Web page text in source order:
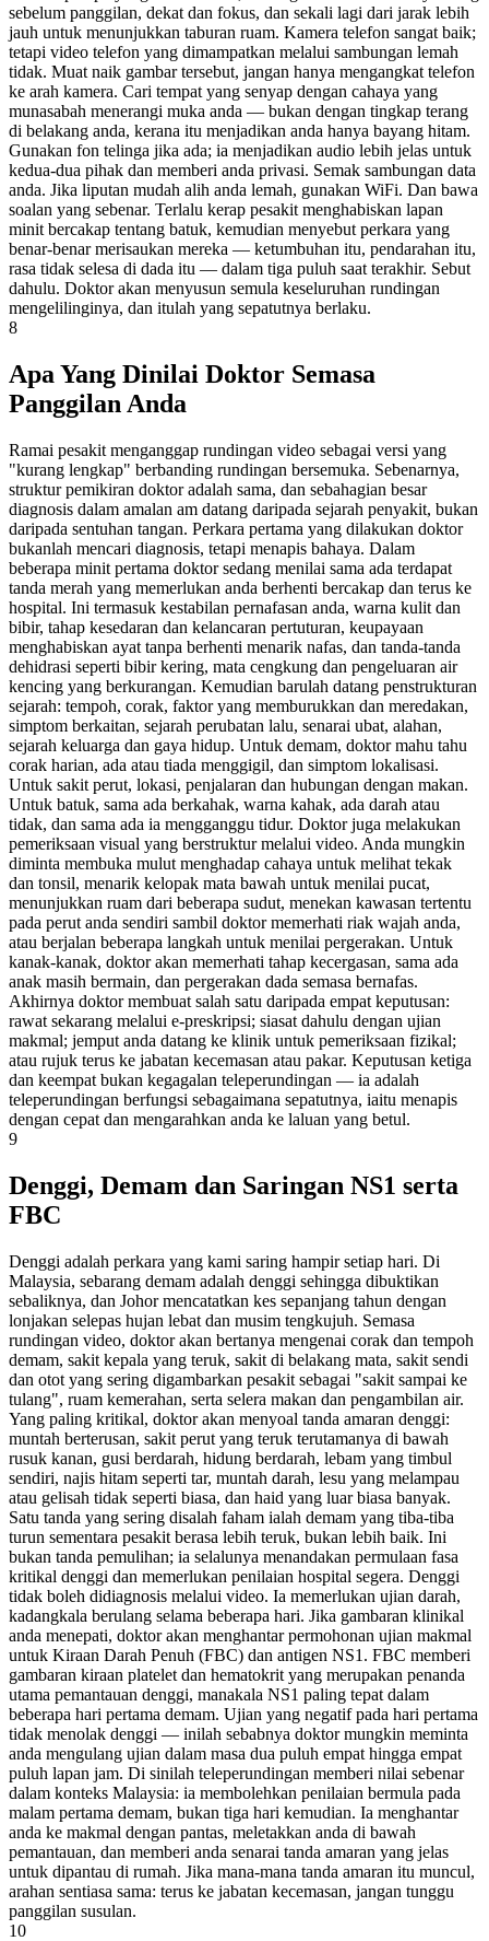
sebelum panggilan, dekat dan fokus, dan sekali lagi dari jarak lebih
jauh untuk menunjukkan taburan ruam. Kamera telefon sangat baik;
tetapi video telefon yang dimampatkan melalui sambungan lemah
tidak. Muat naik gambar tersebut, jangan hanya mengangkat telefon
ke arah kamera. Cari tempat yang senyap dengan cahaya yang
munasabah menerangi muka anda — bukan dengan tingkap terang
di belakang anda, kerana itu menjadikan anda hanya bayang hitam.
Gunakan fon telinga jika ada; ia menjadikan audio lebih jelas untuk
kedua-dua pihak dan memberi anda privasi. Semak sambungan data
anda. Jika liputan mudah alih anda lemah, gunakan WiFi. Dan bawa
soalan yang sebenar. Terlalu kerap pesakit menghabiskan lapan
minit bercakap tentang batuk, kemudian menyebut perkara yang
benar-benar merisaukan mereka — ketumbuhan itu, pendarahan itu,
rasa tidak selesa di dada itu — dalam tiga puluh saat terakhir. Sebut
dahulu. Doktor akan menyusun semula keseluruhan rundingan
mengelilinginya, dan itulah yang sepatutnya berlaku.
8
Apa Yang Dinilai Doktor Semasa
Panggilan Anda
Ramai pesakit menganggap rundingan video sebagai versi yang
"kurang lengkap" berbanding rundingan bersemuka. Sebenarnya,
struktur pemikiran doktor adalah sama, dan sebahagian besar
diagnosis dalam amalan am datang daripada sejarah penyakit, bukan
daripada sentuhan tangan. Perkara pertama yang dilakukan doktor
bukanlah mencari diagnosis, tetapi menapis bahaya. Dalam
beberapa minit pertama doktor sedang menilai sama ada terdapat
tanda merah yang memerlukan anda berhenti bercakap dan terus ke
hospital. Ini termasuk kestabilan pernafasan anda, warna kulit dan
bibir, tahap kesedaran dan kelancaran pertuturan, keupayaan
menghabiskan ayat tanpa berhenti menarik nafas, dan tanda-tanda
dehidrasi seperti bibir kering, mata cengkung dan pengeluaran air
kencing yang berkurangan. Kemudian barulah datang penstrukturan
sejarah: tempoh, corak, faktor yang memburukkan dan meredakan,
simptom berkaitan, sejarah perubatan lalu, senarai ubat, alahan,
sejarah keluarga dan gaya hidup. Untuk demam, doktor mahu tahu
corak harian, ada atau tiada menggigil, dan simptom lokalisasi.
Untuk sakit perut, lokasi, penjalaran dan hubungan dengan makan.
Untuk batuk, sama ada berkahak, warna kahak, ada darah atau
tidak, dan sama ada ia mengganggu tidur. Doktor juga melakukan
pemeriksaan visual yang berstruktur melalui video. Anda mungkin
diminta membuka mulut menghadap cahaya untuk melihat tekak
dan tonsil, menarik kelopak mata bawah untuk menilai pucat,
menunjukkan ruam dari beberapa sudut, menekan kawasan tertentu
pada perut anda sendiri sambil doktor memerhati riak wajah anda,
atau berjalan beberapa langkah untuk menilai pergerakan. Untuk
kanak-kanak, doktor akan memerhati tahap kecergasan, sama ada
anak masih bermain, dan pergerakan dada semasa bernafas.
Akhirnya doktor membuat salah satu daripada empat keputusan:
rawat sekarang melalui e-preskripsi; siasat dahulu dengan ujian
makmal; jemput anda datang ke klinik untuk pemeriksaan fizikal;
atau rujuk terus ke jabatan kecemasan atau pakar. Keputusan ketiga
dan keempat bukan kegagalan teleperundingan — ia adalah
teleperundingan berfungsi sebagaimana sepatutnya, iaitu menapis
dengan cepat dan mengarahkan anda ke laluan yang betul.
9
Denggi, Demam dan Saringan NS1 serta
FBC
Denggi adalah perkara yang kami saring hampir setiap hari. Di
Malaysia, sebarang demam adalah denggi sehingga dibuktikan
sebaliknya, dan Johor mencatatkan kes sepanjang tahun dengan
lonjakan selepas hujan lebat dan musim tengkujuh. Semasa
rundingan video, doktor akan bertanya mengenai corak dan tempoh
demam, sakit kepala yang teruk, sakit di belakang mata, sakit sendi
dan otot yang sering digambarkan pesakit sebagai "sakit sampai ke
tulang", ruam kemerahan, serta selera makan dan pengambilan air.
Yang paling kritikal, doktor akan menyoal tanda amaran denggi:
muntah berterusan, sakit perut yang teruk terutamanya di bawah
rusuk kanan, gusi berdarah, hidung berdarah, lebam yang timbul
sendiri, najis hitam seperti tar, muntah darah, lesu yang melampau
atau gelisah tidak seperti biasa, dan haid yang luar biasa banyak.
Satu tanda yang sering disalah faham ialah demam yang tiba-tiba
turun sementara pesakit berasa lebih teruk, bukan lebih baik. Ini
bukan tanda pemulihan; ia selalunya menandakan permulaan fasa
kritikal denggi dan memerlukan penilaian hospital segera. Denggi
tidak boleh didiagnosis melalui video. Ia memerlukan ujian darah,
kadangkala berulang selama beberapa hari. Jika gambaran klinikal
anda menepati, doktor akan menghantar permohonan ujian makmal
untuk Kiraan Darah Penuh (FBC) dan antigen NS1. FBC memberi
gambaran kiraan platelet dan hematokrit yang merupakan penanda
utama pemantauan denggi, manakala NS1 paling tepat dalam
beberapa hari pertama demam. Ujian yang negatif pada hari pertama
tidak menolak denggi — inilah sebabnya doktor mungkin meminta
anda mengulang ujian dalam masa dua puluh empat hingga empat
puluh lapan jam. Di sinilah teleperundingan memberi nilai sebenar
dalam konteks Malaysia: ia membolehkan penilaian bermula pada
malam pertama demam, bukan tiga hari kemudian. Ia menghantar
anda ke makmal dengan pantas, meletakkan anda di bawah
pemantauan, dan memberi anda senarai tanda amaran yang jelas
untuk dipantau di rumah. Jika mana-mana tanda amaran itu muncul,
arahan sentiasa sama: terus ke jabatan kecemasan, jangan tunggu
panggilan susulan.
10